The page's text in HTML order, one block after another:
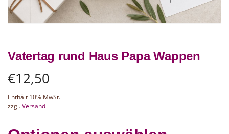
Vatertag rund Haus Papa Wappen
€12,50
Enthält 10% MwSt.
zzgl.Versand